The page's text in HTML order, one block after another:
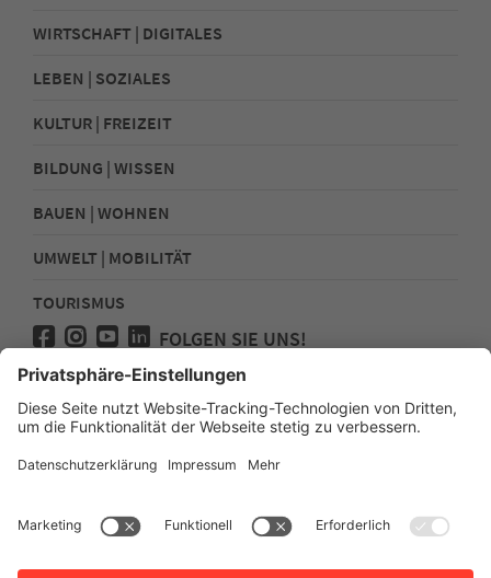
WIRTSCHAFT | DIGITALES
LEBEN | SOZIALES
KULTUR | FREIZEIT
BILDUNG | WISSEN
BAUEN | WOHNEN
UMWELT | MOBILITÄT
TOURISMUS
FOLGEN SIE UNS!
Presse
Kontakt
Impressum
Sitemap